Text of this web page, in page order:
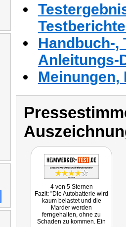
Handbuch-,
Anleitungs-
4 von 5 Sternen
Fazit: "Die Autobatterie wird
kaum belastet und die
Marder werden
ferngehalten, ohne zu
Schaden zu kommen. Ein